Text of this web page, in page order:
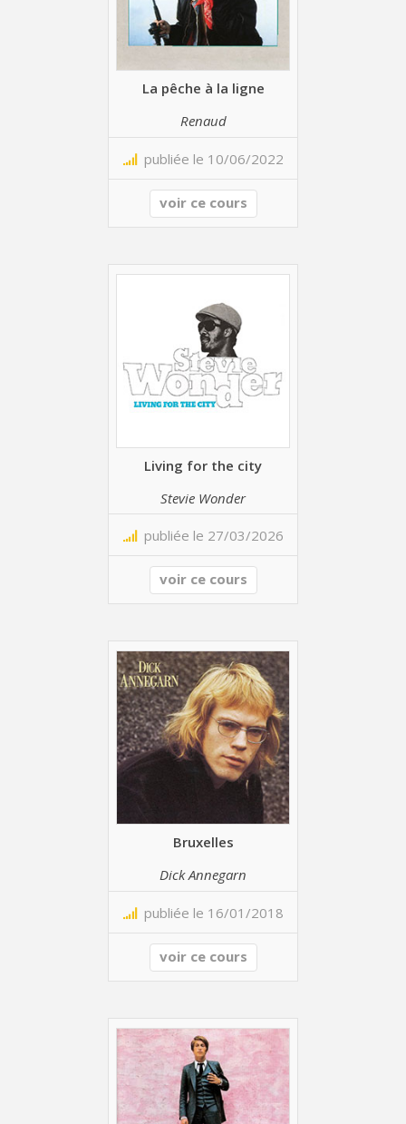
La pêche à la ligne
Renaud
publiée le 10/06/2022
voir ce cours
Living for the city
Stevie Wonder
publiée le 27/03/2026
voir ce cours
Bruxelles
Dick Annegarn
publiée le 16/01/2018
voir ce cours